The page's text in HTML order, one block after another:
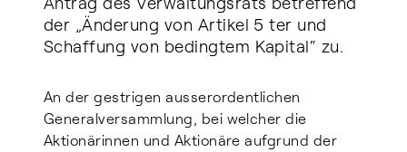
der „Änderung von Artikel 5 ter und
Schaffung von bedingtem Kapital“ zu.
An der gestrigen ausserordentlichen
Generalversammlung, bei welcher die
Aktionärinnen und Aktionäre aufgrund der